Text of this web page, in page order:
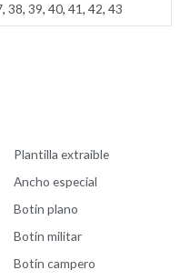
,38,39,40,41,42,43
Plantilla extraible
Ancho especial
Botín plano
Botín militar
Botín campero